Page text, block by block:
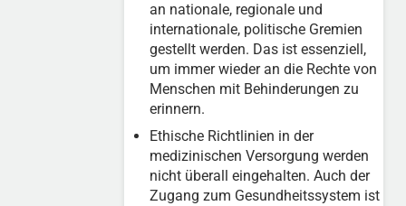
an nationale, regionale und
internationale, politische Gremien
gestellt werden. Das ist essenziell,
um immer wieder an die Rechte von
Menschen mit Behinderungen zu
erinnern.
Ethische Richtlinien in der
medizinischen Versorgung werden
nicht überall eingehalten. Auch der
Zugang zum Gesundheitssystem ist